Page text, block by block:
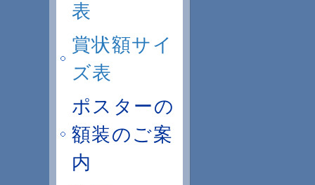
表
賞状額サイ
ズ表
ポスターの
額装のご案
内